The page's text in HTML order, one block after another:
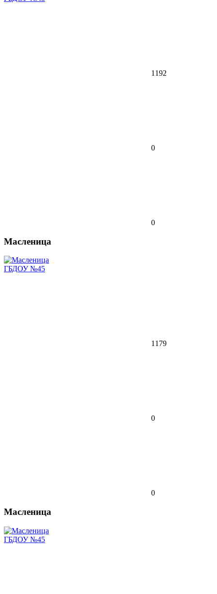
1192
0
0
Масленица
ГБДОУ №45
1179
0
0
Масленица
ГБДОУ №45